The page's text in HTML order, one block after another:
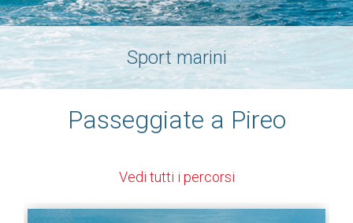
Sport marini
Passeggiate a Pireo
Vedi tutti i percorsi